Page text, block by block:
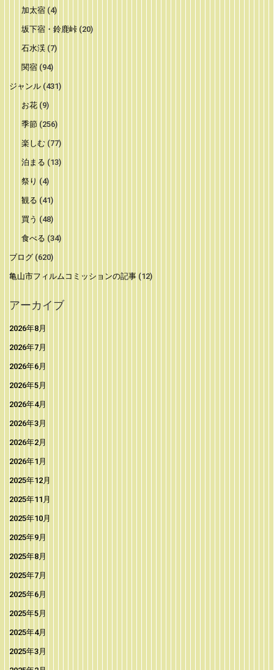
加太宿(4)
坂下宿・鈴鹿峠(20)
石水渓(7)
関宿(94)
ジャンル (431)
お花(9)
季節 (256)
楽しむ (77)
泊まる (13)
祭り (4)
観る (41)
買う (48)
食べる (34)
ブログ (620)
亀山市フィルムコミッションの記事 (12)
アーカイブ
2026年8月
2026年7月
2026年6月
2026年5月
2026年4月
2026年3月
2026年2月
2026年1月
2025年12月
2025年11月
2025年10月
2025年9月
2025年8月
2025年7月
2025年6月
2025年5月
2025年4月
2025年3月